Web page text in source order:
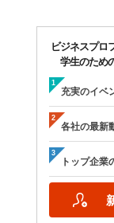
ビジネスプロ
学生のため
充実のイベ
各社の最新
トップ企